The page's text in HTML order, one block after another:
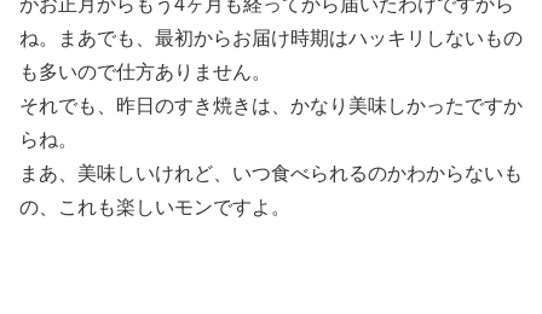
がお正月からもう4ヶ月も経ってから届いたわけですから
ね。まあでも、最初からお届け時期はハッキリしないもの
も多いので仕方ありません。
それでも、昨日のすき焼きは、かなり美味しかったですか
らね。
まあ、美味しいけれど、いつ食べられるのかわからないも
の、これも楽しいモンですよ。